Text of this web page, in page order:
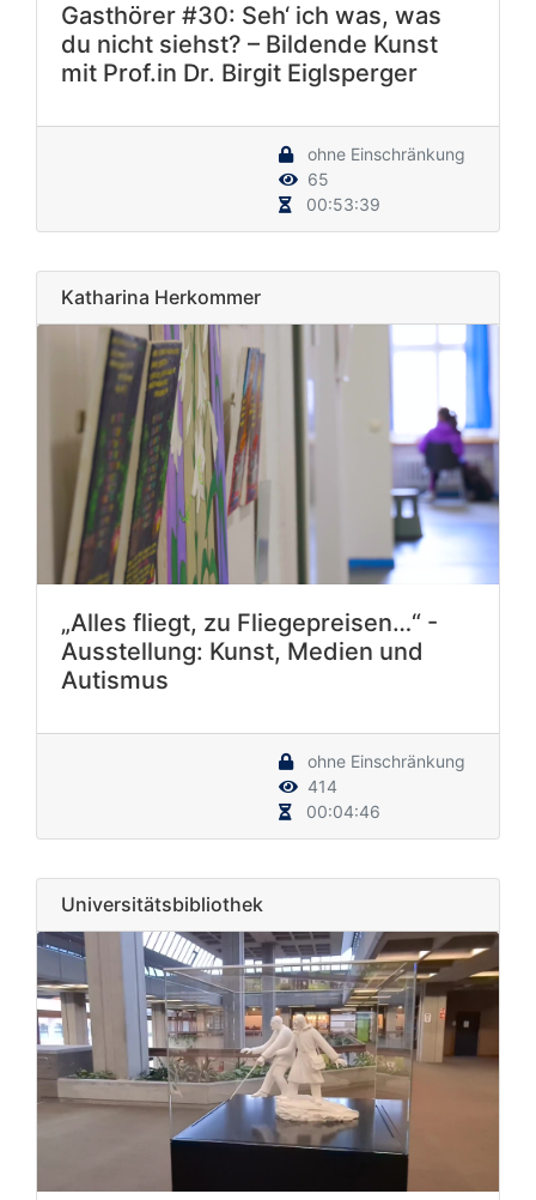
Gasthörer #30: Seh‘ ich was, was
du nicht siehst? – Bildende Kunst
mit Prof.in Dr. Birgit Eiglsperger
ohne Einschränkung
65
00:53:39
Katharina Herkommer
„Alles fliegt, zu Fliegepreisen…“ -
Ausstellung: Kunst, Medien und
Autismus
ohne Einschränkung
414
00:04:46
Universitätsbibliothek